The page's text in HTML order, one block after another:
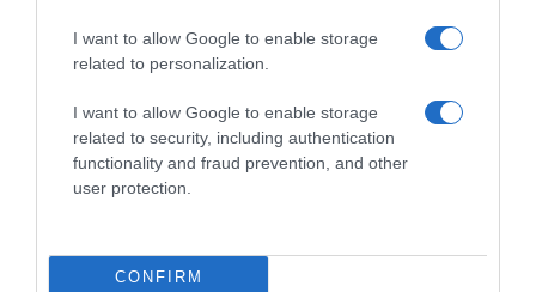
I want to allow Google to enable storage
related to personalization.
I want to allow Google to enable storage
related to security, including authentication
functionality and fraud prevention, and other
user protection.
CONFIRM
Παρακαλώ Περιμένετε...
ΟΠΟΥ ΚΙ ΑΝ ΠΑΣ – ΟΙΚΟΝΟΜΟΠΟΥΛΟΣ